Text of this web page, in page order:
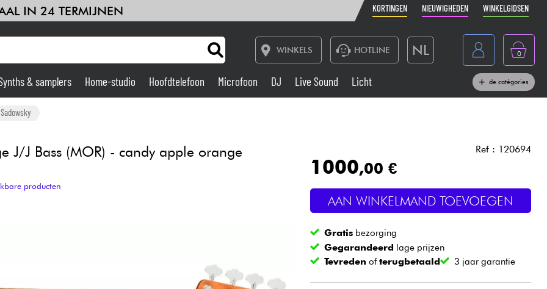
IN 24 TERMIJNEN KORTINGEN NIEUWIGHEDEN WINKELGIDSEN
WINKELS HOTLINE NL
France
Belgique
Deutschland
0
Home-studio
Live Sound
Blaasinstrument
Kabels & toebehoren
& samplers Home-studio Hoofdtelefoon Microfoon DJ Live Sound Licht de catégories
Sadowsky
J/J Bass (MOR) - candy apple orange
producten
Ref : 120694
1000,00 €
AAN WINKELMAND TOEVOEGEN
Gratis bezorging
Gegarandeerd lage prijzen
Tevreden ofterugbetaald 3 jaar garantie